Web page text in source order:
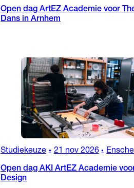
Open dag ArtEZ Academie voor
Dans in Arnhem
Studiekeuze • 21 nov 2026 •
Open dag AKI ArtEZ Academie
Design